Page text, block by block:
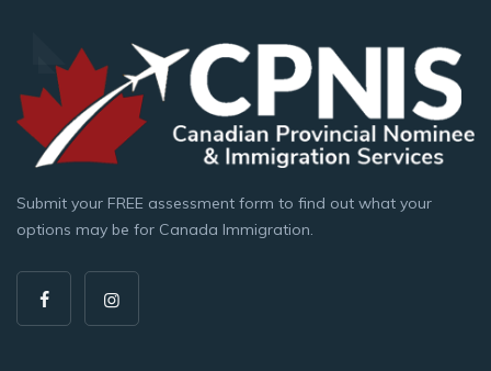
Submit your FREE assessment form to find out what your
options may be for Canada Immigration.